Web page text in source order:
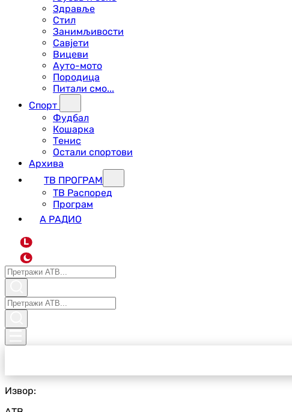
Здравље
Стил
Занимљивости
Савјети
Вицеви
Ауто-мото
Породица
Питали смо...
Спорт
Фудбал
Кошарка
Тенис
Остали спортови
Архива
ТВ ПРОГРАМ
ТВ Распоред
Програм
А РАДИО
L
Извор: